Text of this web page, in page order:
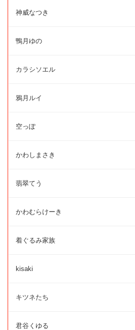
神威なつき
鴨月ゆの
カラシソエル
鴉月ルイ
空っぽ
かわしまさき
翡翠てう
かわむらけーき
着ぐるみ家族
kisaki
キツネたち
君谷くゆる